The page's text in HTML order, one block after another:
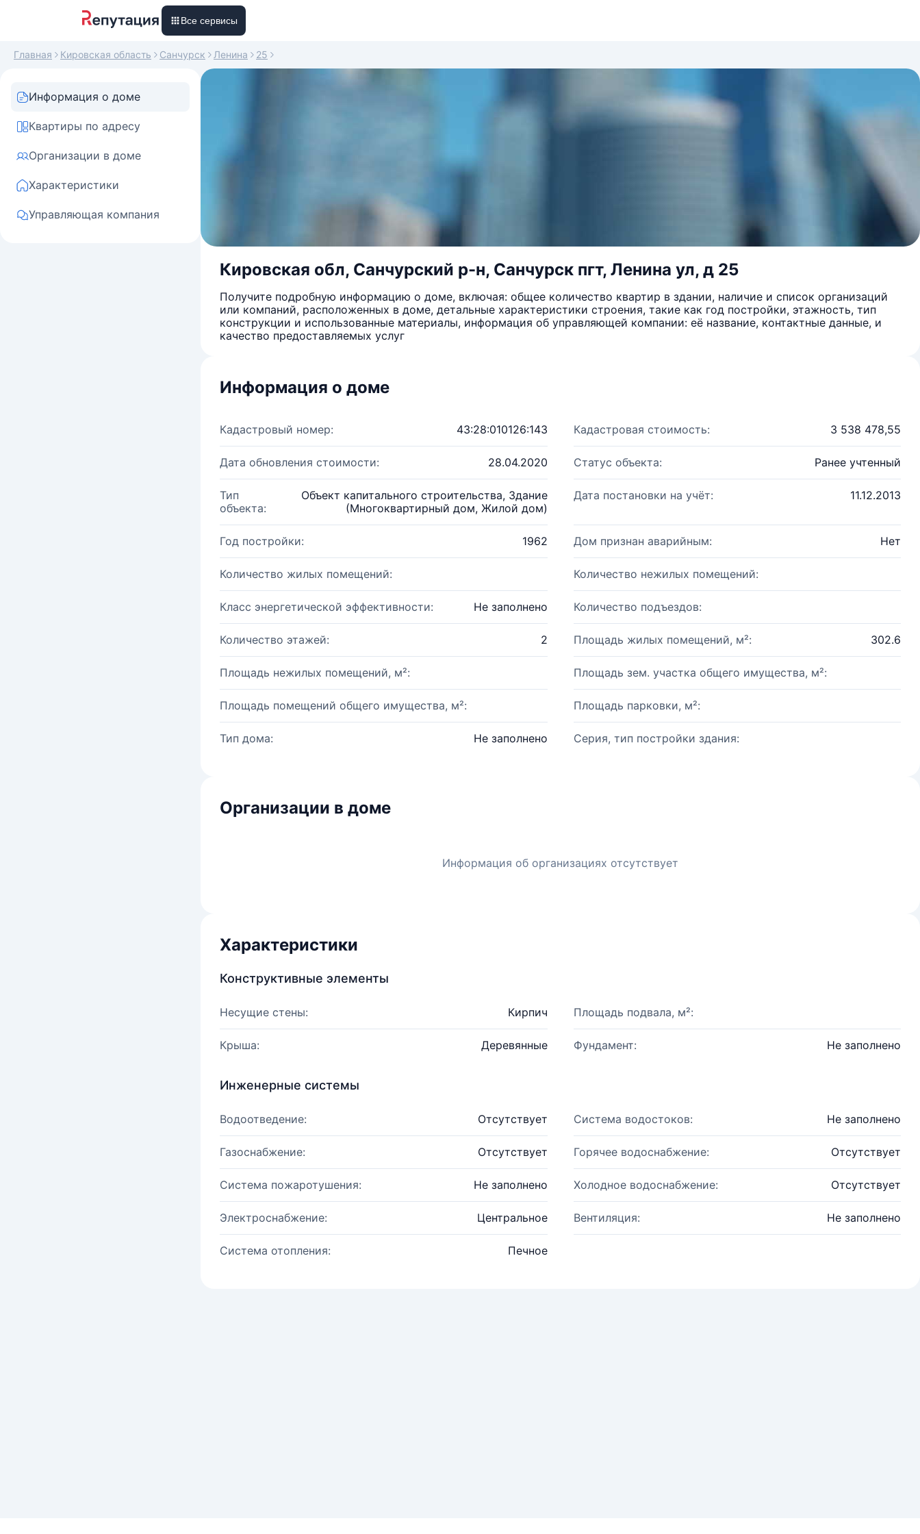
Все сервисы
Главная Кировская область Санчурск Ленина 25
Информация о доме
Квартиры по адресу
Организации в доме
Характеристики
Управляющая компания
Кировская обл, Санчурский р-н, Санчурск пгт, Ленина ул, д 25
Получите подробную информацию о доме, включая: общее количество квартир в здании, наличие и список организаций
или компаний, расположенных в доме, детальные характеристики строения, такие как год постройки, этажность, тип
конструкции и использованные материалы, информация об управляющей компании: её название, контактные данные, и
качество предоставляемых услуг
Информация о доме
Кадастровый номер: 43:28:010126:143 Кадастровая стоимость: 3 538 478,55
Дата обновления стоимости: 28.04.2020 Статус объекта: Ранее учтенный
Тип
объекта:
Объект капитального строительства, Здание
(Многоквартирный дом, Жилой дом)
Дата постановки на учёт: 11.12.2013
Год постройки: 1962 Дом признан аварийным: Нет
Количество жилых помещений: Количество нежилых помещений:
Класс энергетической эффективности: Не заполнено Количество подъездов:
Количество этажей: 2 Площадь жилых помещений, м²: 302.6
Площадь нежилых помещений, м²: Площадь зем. участка общего имущества, м²:
Площадь помещений общего имущества, м²: Площадь парковки, м²:
Тип дома: Не заполнено Серия, тип постройки здания:
Организации в доме
Информация об организациях отсутствует
Характеристики
Конструктивные элементы
Несущие стены: Кирпич Площадь подвала, м²:
Крыша: Деревянные Фундамент: Не заполнено
Инженерные системы
Водоотведение: Отсутствует Система водостоков: Не заполнено
Газоснабжение: Отсутствует Горячее водоснабжение: Отсутствует
Система пожаротушения: Не заполнено Холодное водоснабжение: Отсутствует
Электроснабжение: Центральное Вентиляция: Не заполнено
Система отопления: Печное